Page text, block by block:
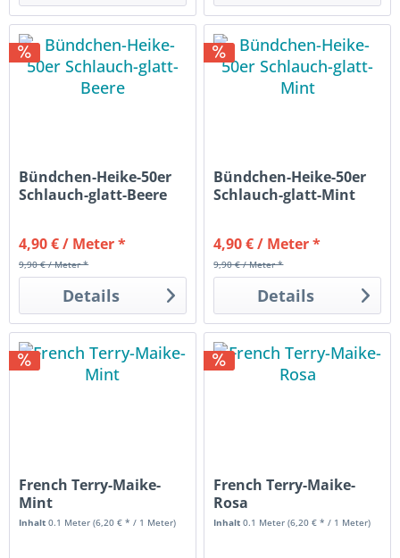
Bündchen-Heike-50er
Schlauch-glatt-Beere
4,90 € / Meter *
9,90 € / Meter *
Details
Bündchen-Heike-50er
Schlauch-glatt-Mint
4,90 € / Meter *
9,90 € / Meter *
Details
French Terry-Maike-
Mint
Inhalt0.1 Meter(6,20 € * / 1 Meter)
French Terry-Maike-
Rosa
Inhalt0.1 Meter(6,20 € * / 1 Meter)